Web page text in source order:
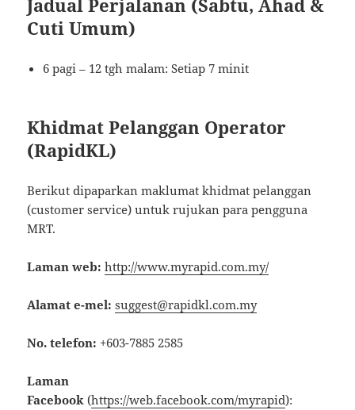
Jadual Perjalanan (Sabtu, Ahad &
Cuti Umum)
6 pagi – 12 tgh malam: Setiap 7 minit
Khidmat Pelanggan Operator
(RapidKL)
Berikut dipaparkan maklumat khidmat pelanggan
(customer service) untuk rujukan para pengguna
MRT.
Laman web:http://www.myrapid.com.my/
Alamat e-mel:suggest@rapidkl.com.my
No. telefon: +603-7885 2585
Laman
Facebook (https://web.facebook.com/myrapid):